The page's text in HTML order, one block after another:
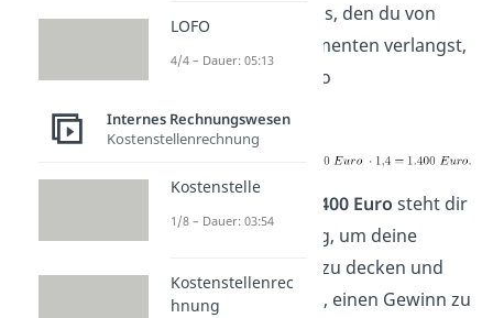
Listenverkaufspreis, den du von
deinen Endkonsumenten verlangst,
berechnet sich also
folgendermaßen:
400 Euro steht dir
also zur Verfügung, um deine
laufenden Kosten zu decken und
nach Abzug davon, einen Gewinn zu
LOFO
4/4 – Dauer: 05:13
Internes Rechnungswesen
Kostenstellenrechnung
Kostenstelle
1/8 – Dauer: 03:54
Kostenstellenrec
hnung